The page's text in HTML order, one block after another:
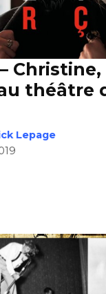
théâtre
Lepage